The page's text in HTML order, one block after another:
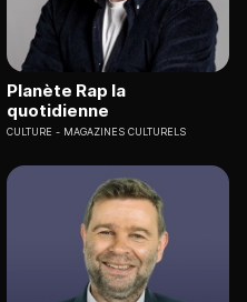
Planète Rap la
quotidienne
CULTURE MAGAZINES CULTURELS